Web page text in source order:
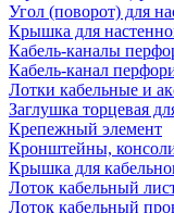
Угол (поворот) для
Крышка для
Кабель-каналы
Кабель-канал
Лотки кабельные и
Заглушка торцевая
Крепежный элемент
Кронштейны,
Крышка для
Лоток кабельный
Лоток кабельный